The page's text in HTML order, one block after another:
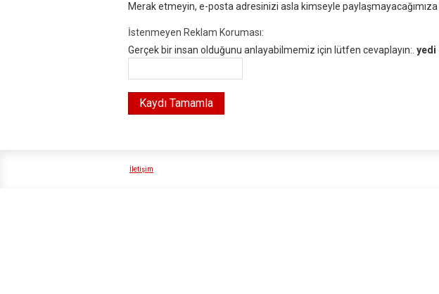
Merak etmeyin, e-posta adresinizi asla kimseyle paylaşmayacağımıza
İstenmeyen Reklam Koruması:
Gerçek bir insan olduğunu anlayabilmemiz için lütfen cevaplayın:. yedi
İletişim